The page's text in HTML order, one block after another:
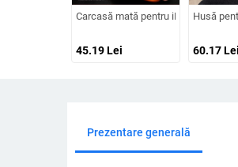
Carcasă mată pentru iPhone
45.19Lei
Husă
60.17Lei
Prezentare generală